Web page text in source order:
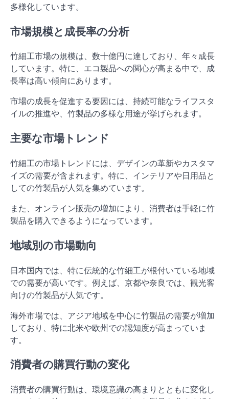
多様化しています。
市場規模と成長率の分析
竹細工市場の規模は、数十億円に達しており、年々成長
しています。特に、エコ製品への関心が高まる中で、成
長率は高い傾向にあります。
市場の成長を促進する要因には、持続可能なライフスタ
イルの推進や、竹製品の多様な用途が挙げられます。
主要な市場トレンド
竹細工の市場トレンドには、デザインの革新やカスタマ
イズの需要が含まれます。特に、インテリアや日用品と
しての竹製品が人気を集めています。
また、オンライン販売の増加により、消費者は手軽に竹
製品を購入できるようになっています。
地域別の市場動向
日本国内では、特に伝統的な竹細工が根付いている地域
での需要が高いです。例えば、京都や奈良では、観光客
向けの竹製品が人気です。
海外市場では、アジア地域を中心に竹製品の需要が増加
しており、特に北米や欧州での認知度が高まっていま
す。
消費者の購買行動の変化
消費者の購買行動は、環境意識の高まりとともに変化し